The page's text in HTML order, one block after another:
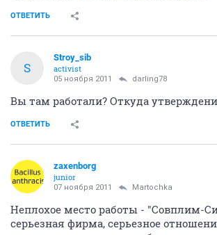
ОТВЕТИТЬ
S
Stroy_sib
activist
05 ноября 2011 darling78
Вы там работали? Откуда
ОТВЕТИТЬ
zaxenborg
junior
07 ноября 2011 Martochka
Неплохое место работы - "Совплим-
серьезная фирма, серьезное